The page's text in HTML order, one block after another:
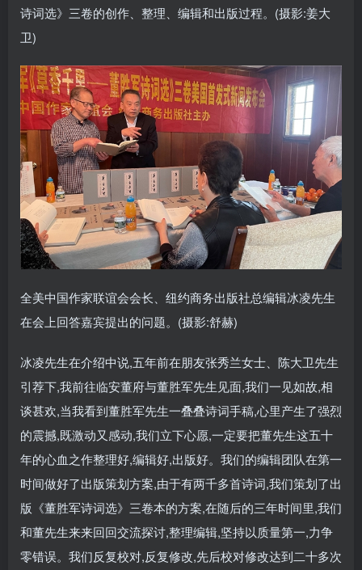
诗词选》三卷的创作、整理、编辑和出版过程。(摄影:姜大
卫)
全美中国作家联谊会会长、纽约商务出版社总编辑冰凌先生
在会上回答嘉宾提出的问题。(摄影:舒赫)
冰凌先生在介绍中说,五年前在朋友张秀兰女士、陈大卫先生
引荐下,我前往临安董府与董胜军先生见面,我们一见如故,相
谈甚欢,当我看到董胜军先生一叠叠诗词手稿,心里产生了强烈
的震撼,既激动又感动,我们立下心愿,一定要把董先生这五十
年的心血之作整理好,编辑好,出版好。我们的编辑团队在第一
时间做好了出版策划方案,由于有两千多首诗词,我们策划了出
版《董胜军诗词选》三卷本的方案,在随后的三年时间里,我们
和董先生来来回回交流探讨,整理编辑,坚持以质量第一,力争
零错误。我们反复校对,反复修改,先后校对修改达到二十多次